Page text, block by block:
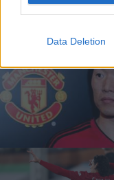
Data Deletion